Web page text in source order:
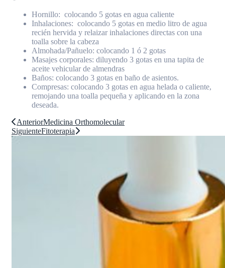
Hornillo: colocando 5 gotas en agua caliente
Inhalaciones: colocando 5 gotas en medio litro de agua
recién hervida y relaizar inhalaciones directas con una
toalla sobre la cabeza
Almohada/Pañuelo: colocando 1 ó 2 gotas
Masajes corporales: diluyendo 3 gotas en una tapita de
aceite vehicular de almendras
Baños: colocando 3 gotas en baño de asientos.
Compresas: colocando 3 gotas en agua helada o caliente,
remojando una toalla pequeña y aplicando en la zona
deseada.
AnteriorMedicina Orthomolecular
SiguienteFitoterapia